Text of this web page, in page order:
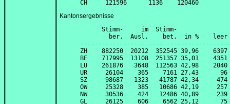
Kantonsergebnisse
Stimm-     im  Stimm-
ber.  Ausl.    bet.  in %
ZH    882250  20212  352545 39,96
BE    717995  13108  251357 35,01
LU    261876   3648  112563 42,98
UR     26104    365    7161 27,43
SZ     98687   1323   41787 42,34
OW     25328    385   10686 42,19
NW     30536    424   12486 40,89
GL     26125    606    6562 25,12